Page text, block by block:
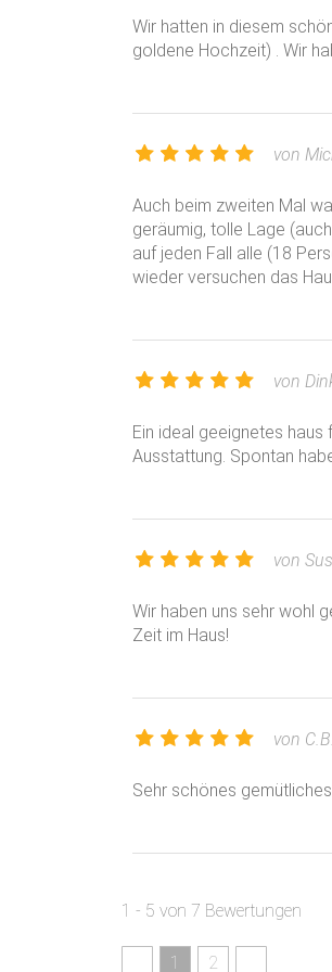
Bettwäschepaket 6,00 € /
Handtuchpaket 3,00 € /
VP 23,00 €
HP 16,00 €
Wir hatten in diesem
goldene Hochzeit) . Wir
von
Auch beim zweiten Mal
geräumig, tolle Lage
auf jeden Fall alle (18
wieder versuchen das
von
Ein ideal geeignetes
Ausstattung. Spontan
von
Wir haben uns sehr wohl
Zeit im Haus!
von
Sehr schönes
1 - 5 von 7 Bewertungen
1 2